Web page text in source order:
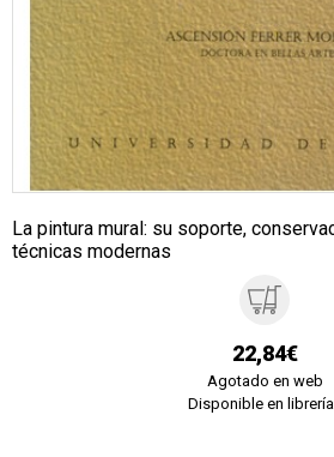
La pintura mural: su soporte,
técnicas modernas
22,84€
Agotado en web
Disponible en